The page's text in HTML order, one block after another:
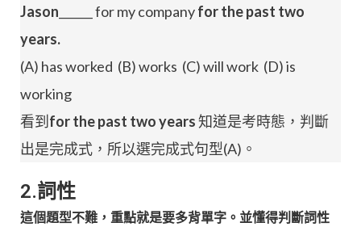
Jason ______ for my companyfor the past two
years.
(A) has worked (B) works (C) will work (D) is
working
看到for the past two years知道是考時態，判斷
出是完成式，所以選完成式句型(A)。
2.詞性
這個題型不難，重點就是要多背單字。並懂得判斷詞性